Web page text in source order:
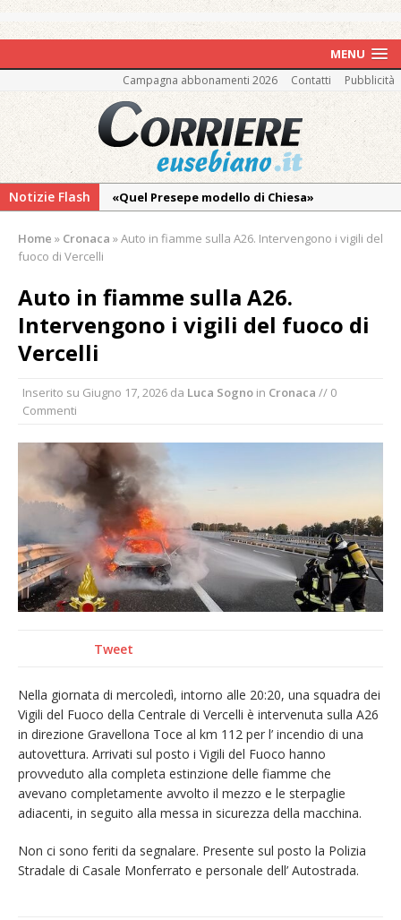
MENU
Campagna abbonamenti 2026 Contatti Pubblicità
Notizie Flash
«Quel Presepe modello di Chiesa»
Ringraziamento: convegno, messa e
Vercelli: in alcune vie nuova tracciatura delle
zone blu
Centinaia di vercellesi a Oropa per il
Intervento dei vigili del fuoco per un
incendio di sterpaglie a Caresanablot
Asl Vc: arrivano i nuovi totem multifunzionali
per i pagamenti delle prestazioni
Dieci anni fa l’ingresso a Vercelli
dell’arcivescovo mons. Marco Arnolfo
Home » Cronaca »Auto in fiamme sulla A26. Intervengono i vigili del
fuoco di Vercelli
Auto in fiamme sulla A26.
Intervengono i vigili del fuoco di
Vercelli
Inserito su Giugno 17, 2026 da Luca Sogno in Cronaca // 0
Commenti
Tweet
Nella giornata di mercoledì, intorno alle 20:20, una squadra dei
Vigili del Fuoco della Centrale di Vercelli è intervenuta sulla A26
in direzione Gravellona Toce al km 112 per l’ incendio di una
autovettura. Arrivati sul posto i Vigili del Fuoco hanno
provveduto alla completa estinzione delle fiamme che
avevano completamente avvolto il mezzo e le sterpaglie
adiacenti, in seguito alla messa in sicurezza della macchina.
Non ci sono feriti da segnalare. Presente sul posto la Polizia
Stradale di Casale Monferrato e personale dell’ Autostrada.